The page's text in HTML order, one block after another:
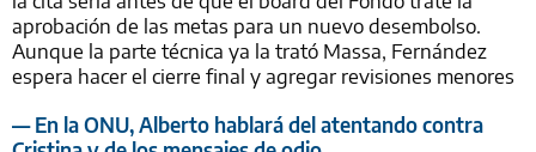
aprobación de las metas para un nuevo desembolso.
Aunque la parte técnica ya la trató Massa, Fernández
espera hacer el cierre final y agregar revisiones menores
— En la ONU, Alberto hablará del atentando contra